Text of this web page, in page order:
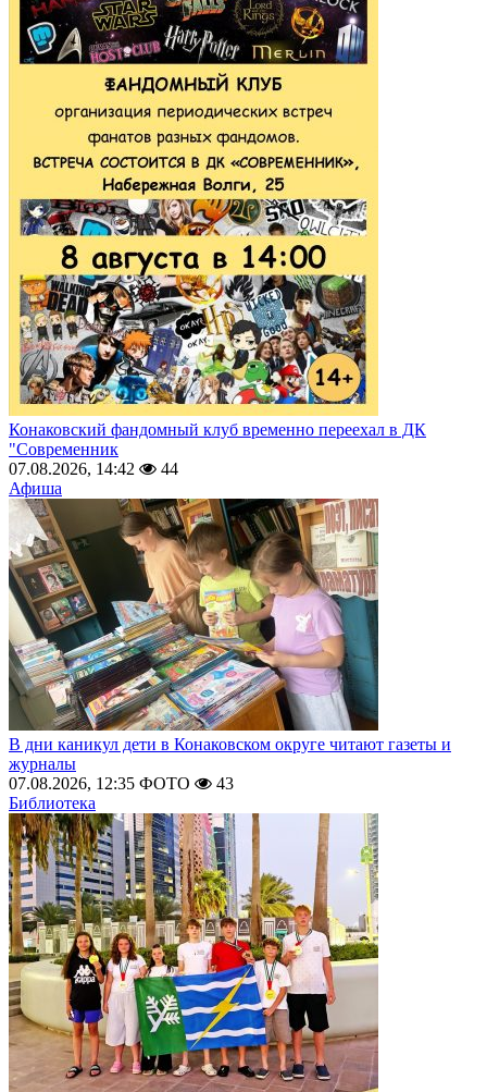
Конаковский фандомный клуб временно переехал в ДК
"Современник
07.08.2026, 14:42
44
Афиша
В дни каникул дети в Конаковском округе читают газеты и
журналы
07.08.2026, 12:35 ФОТО
43
Библиотека